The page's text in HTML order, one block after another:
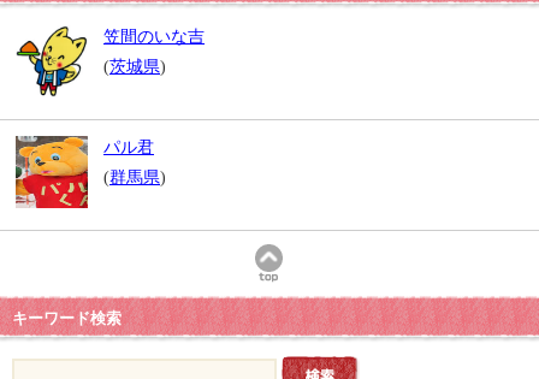
笠間のいな吉
(茨城県)
パル君
(群馬県)
キーワード検索